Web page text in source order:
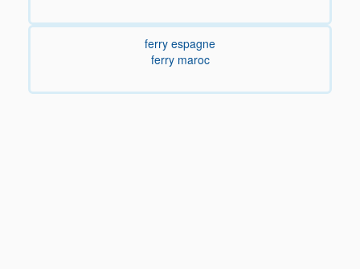
ferry espagne
ferry maroc